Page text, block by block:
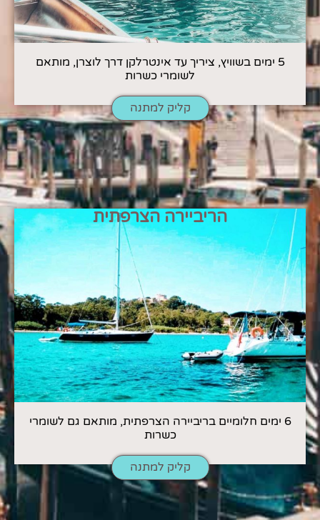
5 ימים בשוויץ, ציריך עד אינטרלקן דרך לוצרן, מותאם
לשומרי כשרות
קליק למתנה
הריביירה הצרפתית
6 ימים חלומיים בריביירה הצרפתית, מותאם גם לשומרי
כשרות
קליק למתנה